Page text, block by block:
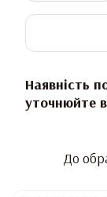
Наявність
уточнюйте
До